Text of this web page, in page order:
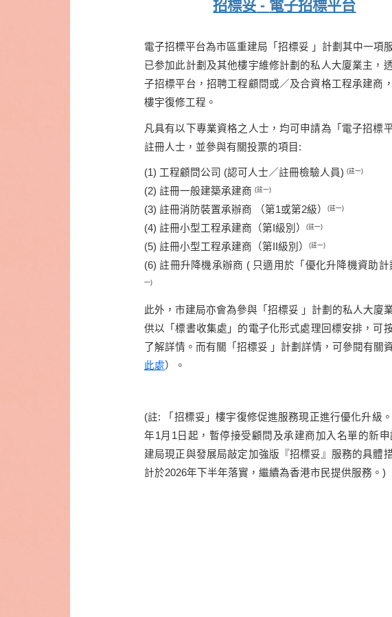
招標妥 - 電子招標平台
電子招標平台為市區重建局「招標妥 」計劃 其中一項
已参加此計劃 及其他樓宇維修計劃 的私人大廈業主，
子招標平台，招聘工程顧問或／ 及合資格工程承建商 ，
樓宇復修工程。
凡具有以下專業資格之人士，均可申請為「電子招標
註冊人士，並參與有關投票的項目 :
(1) 工程顧問公司 (認可人士／註冊檢驗人員) (註一)
(2) 註冊一般建築承建商 (註一)
(3) 註冊消防裝置承辦商 （第1或第2級） (註一)
(4) 註冊小型工程承建商（第I級別） (註一)
(5) 註冊小型工程承建商（第II級別） (註一)
(6) 註冊升降機承辦商 ( 只適用於「優化升降機資助計
一)
此外， 市建局亦會為參與「招標妥 」計劃 的私人大廈
供以 「標書收集處 」 的電子化形式處理 回 標安排， 可
了解詳情。 而有關 「招標妥 」計劃 詳情， 可參閱有關
此處） 。
(註: 「招標妥」樓宇復修促進服務現正進行優化升級
年1月1日起，暫停接受顧問及承建商加入名單的新申
建局現正與發展局敲定加強版『招標妥』服務的具體
計於2026年下半年落實，繼續為香港市民提供服務。)